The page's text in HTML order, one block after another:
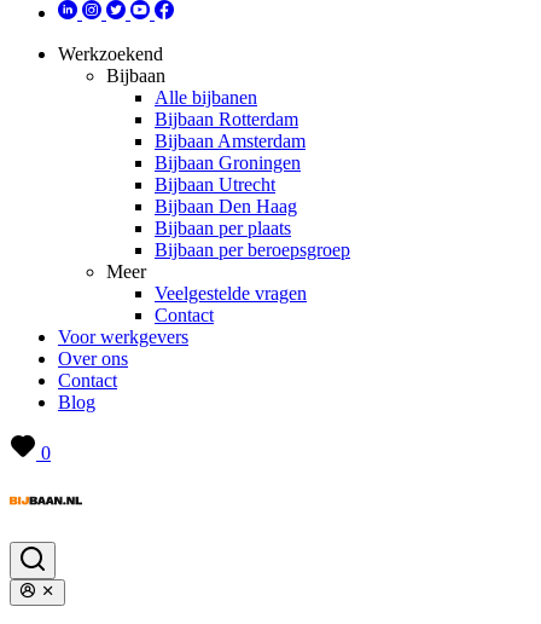
Werkzoekend
Bijbaan
Alle bijbanen
Bijbaan Rotterdam
Bijbaan Amsterdam
Bijbaan Groningen
Bijbaan Utrecht
Bijbaan Den Haag
Bijbaan per plaats
Bijbaan per beroepsgroep
Meer
Veelgestelde vragen
Contact
Voor werkgevers
Over ons
Contact
Blog
0